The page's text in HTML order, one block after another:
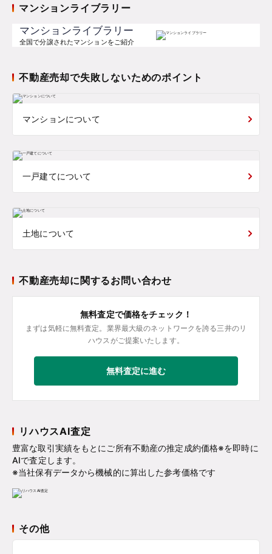
マンションライブラリー
マンションライブラリー
全国で分譲されたマンションをご紹介
不動産売却で失敗しないためのポイント
マンションについて
一戸建てについて
土地について
不動産売却に関するお問い合わせ
無料査定で価格をチェック！
まずは気軽に無料査定。業界最大級のネットワークを誇る三井のリ
ハウスがご提案いたします。
無料査定に進む
リハウスAI査定
豊富な取引実績をもとにご所有不動産の推定成約価格※を即時に
AIで査定します。
※当社保有データから機械的に算出した参考価格です
その他